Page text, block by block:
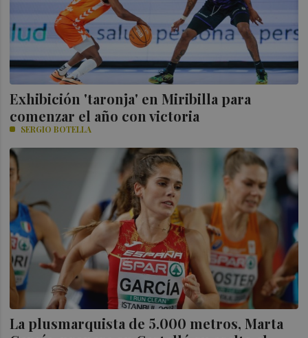
Exhibición 'taronja' en Miribilla para
comenzar el año con victoria
SERGIO BOTELLA
La plusmarquista de 5.000 metros, Marta